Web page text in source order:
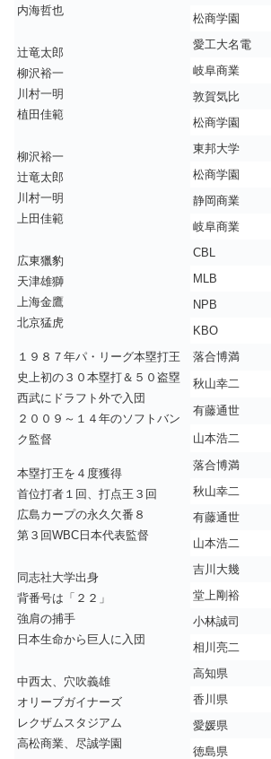
内海哲也
松商学園
辻竜太郎
柳沢裕一
川村一明
植田佳範
愛工大名電
岐阜商業
敦賀気比
松商学園
柳沢裕一
辻竜太郎
川村一明
上田佳範
東邦大学
松商学園
静岡商業
岐阜商業
広東獵豹
天津雄獅
上海金鷹
北京猛虎
CBL
MLB
NPB
KBO
１９８７年パ・リーグ本塁打王
史上初の３０本塁打＆５０盗塁
西武にドラフト外で入団
２００９～１４年のソフトバン
ク監督
落合博満
秋山幸二
有藤通世
山本浩二
本塁打王を４度獲得
首位打者１回、打点王３回
広島カープの永久欠番８
第３回WBC日本代表監督
落合博満
秋山幸二
有藤通世
山本浩二
同志社大学出身
背番号は「２２」
強肩の捕手
日本生命から巨人に入団
吉川大幾
堂上剛裕
小林誠司
相川亮二
中西太、穴吹義雄
オリーブガイナーズ
レクザムスタジアム
高松商業、尽誠学園
高知県
香川県
愛媛県
徳島県